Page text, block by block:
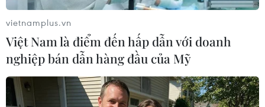
TIN LIÊN QUAN
vietnamplus.vn
Việt Nam là điểm đến hấp dẫn với doanh
nghiệp bán dẫn hàng đầu của Mỹ